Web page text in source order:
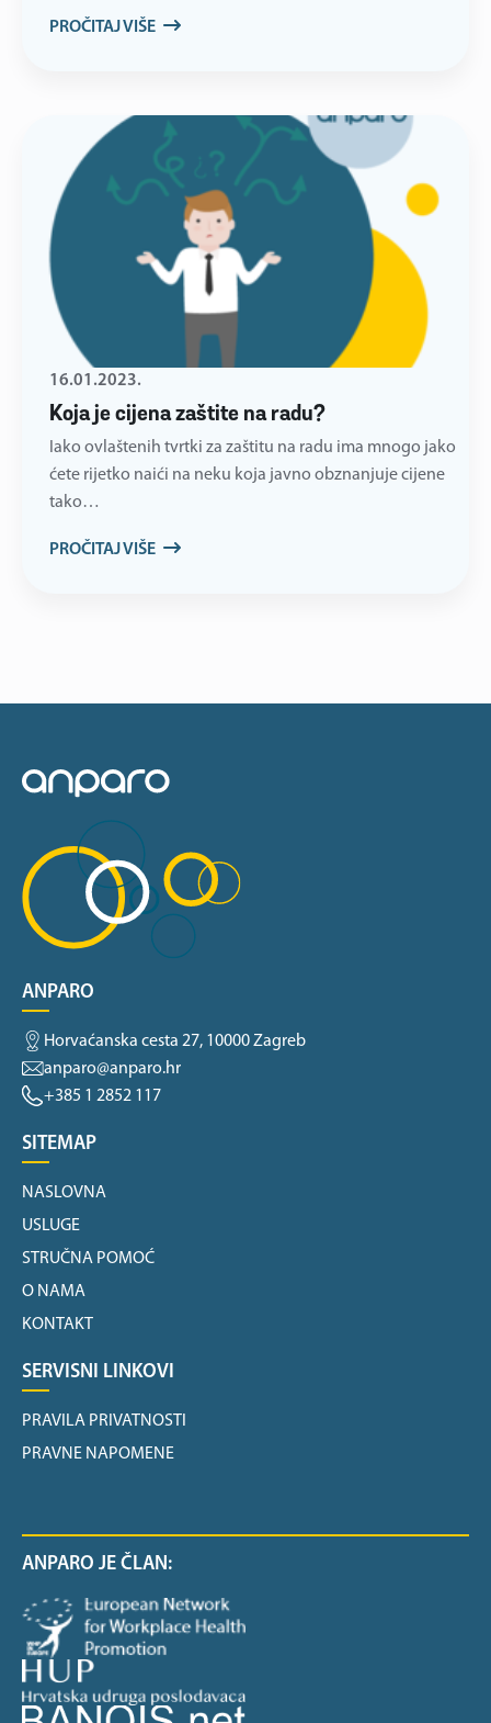
PROČITAJ VIŠE
Koja je cijena zaštite na radu?
16.01.2023.
Iako ovlaštenih tvrtki za zaštitu na radu ima mnogo jako
ćete rijetko naići na neku koja javno obznanjuje cijene
tako…
PROČITAJ VIŠE
ANPARO
Horvaćanska cesta 27, 10000 Zagreb
anparo@anparo.hr
+385 1 2852 117
SITEMAP
NASLOVNA
USLUGE
STRUČNA POMOĆ
O NAMA
KONTAKT
SERVISNI LINKOVI
PRAVILA PRIVATNOSTI
PRAVNE NAPOMENE
ANPARO JE ČLAN: